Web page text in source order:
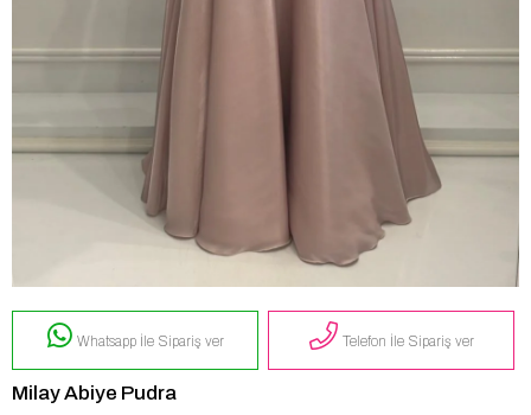
Whatsapp İle Sipariş ver Telefon İle Sipariş ver
Milay Abiye Pudra